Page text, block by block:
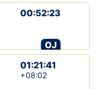
00:52:23
OJ
01:21:41
+08:02